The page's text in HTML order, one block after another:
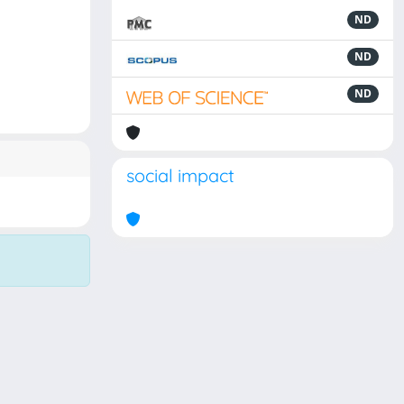
ND
ND
ND
social impact